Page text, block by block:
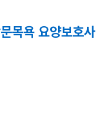
목욕 요양보호사